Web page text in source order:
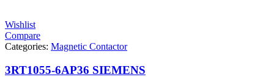
Wishlist
Compare
Categories: Magnetic Contactor
3RT1055-6AP36 SIEMENS